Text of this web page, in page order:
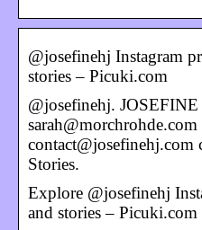
@josefinehj Instagram
stories – Picuki.com
@josefinehj.
Stories.
Explore @josefinehj
and stories – Picuki.com